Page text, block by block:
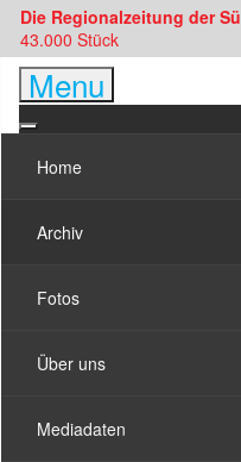
Die Regionalzeitung der
43.000 Stück
Menu
Home
Archiv
Fotos
Über uns
Mediadaten